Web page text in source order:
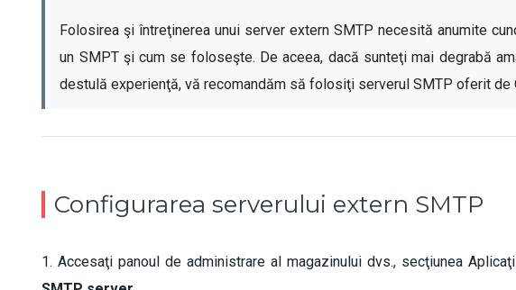
Folosirea şi întreţinerea unui server extern SMTP necesită anumite
un SMPT şi cum se foloseşte. De aceea, dacă sunteţi mai degrabă
destulă experienţă, vă recomandăm să folosiţi serverul SMTP oferit de
Configurarea serverului extern SMTP
1. Accesaţi panoul de administrare al magazinului dvs., secţiunea